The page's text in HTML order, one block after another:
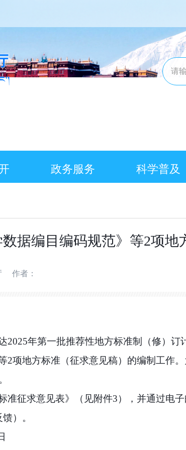
政务服务 科学普及
据编目编码规范》等2项地
作者：
2025年第一批推荐性地方标准制 （修） 订
2项地方标准（征求意见稿）的编制工作
准征求意见表》（见附件3）， 并通过电
）。